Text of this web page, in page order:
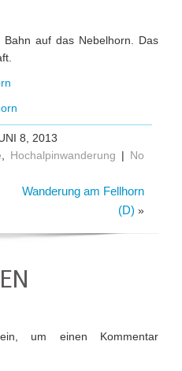
auf das Nebelhorn. Das
8, 2013
Hochalpinwanderung | No
Wanderung am Fellhorn
(D) »
um einen Kommentar